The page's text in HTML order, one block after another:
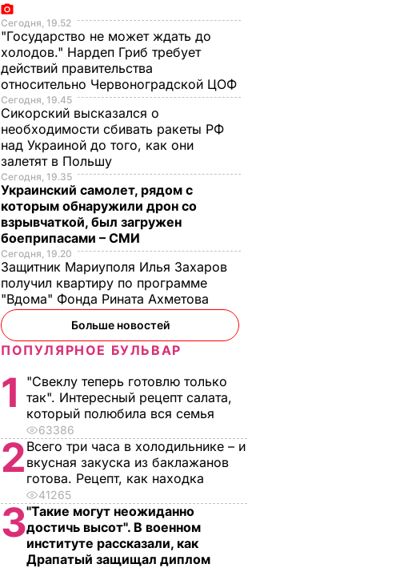
Сегодня, 19.52
"Государство не может ждать до
холодов." Нардеп Гриб требует
действий правительства
относительно Червоноградской ЦОФ
Сегодня, 19.45
Сикорский высказался о
необходимости сбивать ракеты РФ
над Украиной до того, как они
залетят в Польшу
Сегодня, 19.35
Украинский самолет, рядом с
которым обнаружили дрон со
взрывчаткой, был загружен
боеприпасами – СМИ
Сегодня, 19.20
Защитник Мариуполя Илья Захаров
получил квартиру по программе
"Вдома" Фонда Рината Ахметова
Больше новостей
ПОПУЛЯРНОЕ БУЛЬВАР
1
"Свеклу теперь готовлю только
так". Интересный рецепт салата,
который полюбила вся семья
63386
2 Всего три часа в холодильнике – и
вкусная закуска из баклажанов
готова. Рецепт, как находка
41265
3"Такие могут неожиданно
достичь высот". В военном
институте рассказали, как
Драпатый защищал диплом